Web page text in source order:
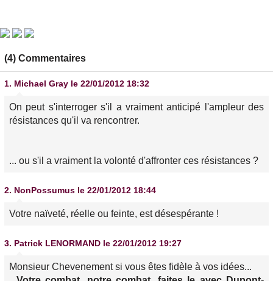
(4) Commentaires
1. Michael Gray le 22/01/2012 18:32
On peut s'interroger s'il a vraiment anticipé l'ampleur des
résistances qu'il va rencontrer.
... ou s'il a vraiment la volonté d'affronter ces résistances ?
2. NonPossumus le 22/01/2012 18:44
Votre naïveté, réelle ou feinte, est désespérante !
3. Patrick LENORMAND le 22/01/2012 19:27
Monsieur Chevenement si vous êtes fidèle à vos idées...